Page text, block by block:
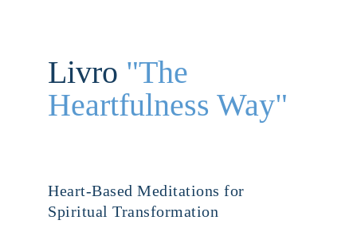
Livro "The
Heartfulness Way"
Heart-Based Meditations for
Spiritual Transformation